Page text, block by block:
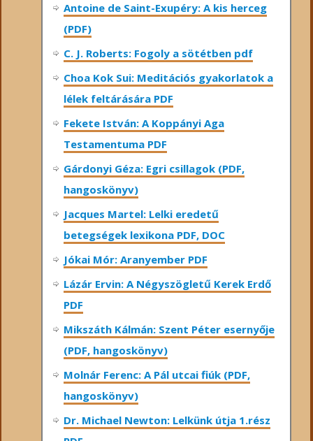
Antoine de Saint-Exupéry: A kis herceg
(PDF)
C. J. Roberts: Fogoly a sötétben pdf
Choa Kok Sui: Meditációs gyakorlatok a
lélek feltárására PDF
Fekete István: A Koppányi Aga
Testamentuma PDF
Gárdonyi Géza: Egri csillagok (PDF,
hangoskönyv)
Jacques Martel: Lelki eredetű
betegségek lexikona PDF, DOC
Jókai Mór: Aranyember PDF
Lázár Ervin: A Négyszögletű Kerek Erdő
PDF
Mikszáth Kálmán: Szent Péter esernyője
(PDF, hangoskönyv)
Molnár Ferenc: A Pál utcai fiúk (PDF,
hangoskönyv)
Dr. Michael Newton: Lelkünk útja 1.rész